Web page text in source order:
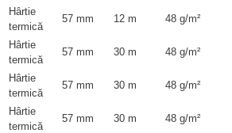
Hârtie
termică
57 mm 12 m 48 g/m²
Hârtie
termică
57 mm 30 m 48 g/m²
Hârtie
termică
57 mm 30 m 48 g/m²
Hârtie
termică
57 mm 30 m 48 g/m²